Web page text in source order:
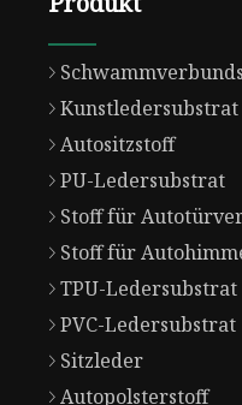
Kunstledersubstrat
Autositzstoff
PU-Ledersubstrat
Stoff für
Stoff für
TPU-Ledersubstrat
PVC-Ledersubstrat
Sitzleder
Autopolsterstoff